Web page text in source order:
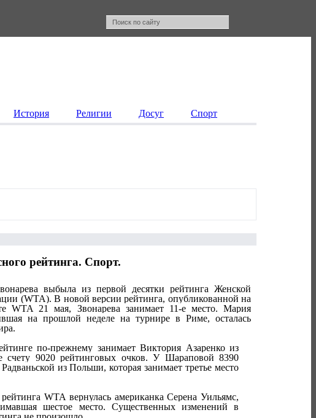
История Религии Досуг Спорт
рейтинга. Спорт.
выбыла из первой десятки рейтинга Женской
(WTA). В новой версии рейтинга, опубликованной на
WTA 21 мая, Звонарева занимает 11-е место. Мария
на прошлой неделе на турнире в Риме, осталась
по-прежнему занимает Виктория Азаренко из
счету 9020 рейтинговых очков. У Шараповой 8390
из Польши, которая занимает третье место
WTA вернулась американка Серена Уильямс,
шестое место. Существенных изменений в